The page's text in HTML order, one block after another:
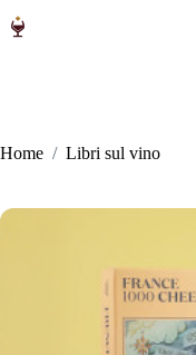
Home / Libri sul vino